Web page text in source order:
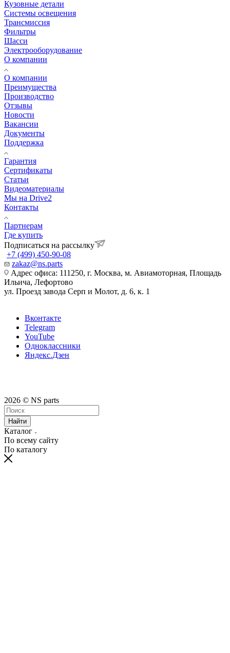
Кузовные детали
Системы освещения
Трансмиссия
Фильтры
Шасси
Электрооборудование
О компании
О компании
Преимущества
Производство
Отзывы
Новости
Вакансии
Документы
Поддержка
Гарантия
Сертификаты
Статьи
Видеоматериалы
Мы на Drive2
Контакты
Партнерам
Где купить
Подписаться на рассылку
+7 (499) 450-90-08
zakaz@ns.parts
Адрес офиса: 111250, г. Москва, м. Авиамоторная, Площадь
Ильича, Лефортово
ул. Проезд завода Серп и Молот, д. 6, к. 1
Вконтакте
Telegram
YouTube
Одноклассники
Яндекс.Дзен
2026 © NS parts
Найти
Каталог
По всему сайту
По каталогу